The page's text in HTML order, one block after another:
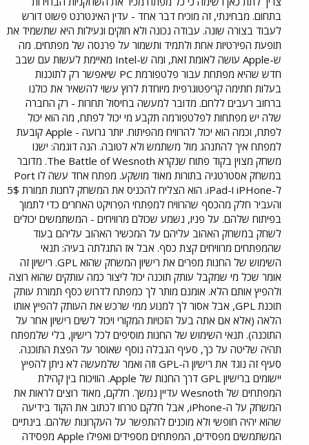
בתחום. מבחינתי, זה מוכיח דבר אחד - עדין האינטרנט פשוט דורש
לעבוד בצורה שונה. עבודה נכונה ולא חוקים ונעילות היא שתשמיד את
תופעת הפירטיות אחת ולתמיד ותשמור על פרנסה של מפתחים. מה
ש-Apple עושה לאומת זאת, ומה ש-Intel מאיימת לעשות עם שבב
חדש שהיא מפתחת עבור פלטפורמת PC שיאפשר רק לתוכנות
בעלות חתימה קריפטוגרפית מיוחדת לרוץ עשוי להשאיר את כולנו
ברחוב רעבים ללחם. מדובר למעשה בחיסול תחרות - רק החברה
שלה יש מפתחות לפלטפורמה תקבע מי יכול לפתח, מה הוא יכול
לפתח, וכמה הוא יכול להרוויח מהפיתוח. יותר גרועה - Apple קובעת
למפתח איך להתנהג מול משתמש ולא לטובה. הנה דוגמה: ישנו
משחק מצוין בקוד פתוח שנקרא The Battle of Wesnoth. מדובר
במשחק אסטרטגיה בתורות מאוד מושקע. מפתח אחד עשה לו Port
ל-iPHone ו-iPad. הוא הצליח להכניס את המשחק לחנות תמורת 5$
והעביר חלק מהכסף שהרוויח למפתחי הפרויקט האחרים כדי לתמוך
בפיתוח שלהם. על פניו, נשמע שכולם מרוויחים - המשתמשים יכולים
לשחק במשחק האהוב עליהם על המכשיר האהוב עליהם בעוד
שהמפתחים מרוויחים קצת כסף. אבל אז התגלתה בעיה: תנאי
השימוש של החנות מפרים את רישיון המשחק שהוא GPL. רישיון זה
אומר שכל מי שמקבל עותק תוכנה יכול ליצור כמה עותקים שהוא רוצה
ולהפיץ אותם הלא. אומנם מותר לך כמפתח לדרוש כסף תמורת עותק
תוכנת GPL, אבל אסור לך למנוע ממי שרכש את העותק להפיץ אותו
הלאה (אלא אם אתה בעל הזכויות המקורי ויכול לשים רישיון אחר על
התוכנה). תנאי השימוש של החנות מוסיפים לכל רישיון, בלי שלמפתח
תהיה שליטה על כך, סעיף הגבלה נוסף שאוסר על הפצת התוכנה.
סעיף זה נוגד את רישיון ה-GPL וזה ואמר שלמעשה לא ניתן להפיץ
יישומים ברישיון GPL דרך החנות של Apple. הוויכוח בין קהילת
המפתחים של Wesnoth עדיין נמשך. חלקם, מאוד רוצים לראות את
המשחק על ה-iPhone, אבל חלקם טרחו לכתוב את הקוד בידיעה
שהוא יהיה חופשי ולא מוכנים להתפשר על העקרונות שלהם. בינתיים
המשתמשים מפסידים, המפתחים מספידים ואפילו Apple מפסידה